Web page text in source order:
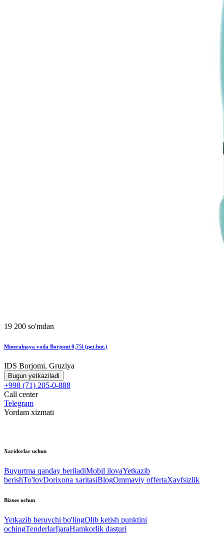
19 200 so'mdan
Mineralnaya voda Borjomi 0,75l (pet.but.)
IDS Borjomi, Gruziya
Bugun yetkaziladi
+998 (71) 205-0-888
Call center
Telegram
Yordam xizmati
Xaridorlar uchun
Buyurtma qanday beriladiMobil ilovaYetkazib
berishTo'lovDorixona xaritasiBlogOmmaviy offertaXavfsizlik
Biznes uchun
Yetkazib beruvchi bo'lingOlib ketish punktini
ochingTenderlarIjaraHamkorlik dasturi